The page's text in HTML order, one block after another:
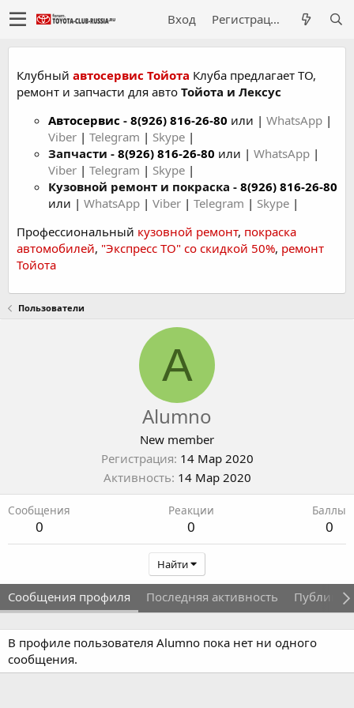
Вход Регистрация
Клубный автосервис Тойота Клуба предлагает ТО,
ремонт и запчасти для авто Тойота и Лексус
Автосервис - 8(926) 816-26-80 или | WhatsApp |
Viber | Telegram | Skype |
Запчасти - 8(926) 816-26-80 или | WhatsApp |
Viber | Telegram | Skype |
Кузовной ремонт и покраска - 8(926) 816-26-80
или | WhatsApp | Viber | Telegram | Skype |
Профессиональный кузовной ремонт, покраска
автомобилей, "Экспресс ТО" со скидкой 50%, ремонт
Тойота
Пользователи
A
Alumno
New member
Регистрация 14 Мар 2020
Активность 14 Мар 2020
Сообщения
0
Реакции
0
Баллы
0
Найти
Сообщения профиля Последняя активность
В профиле пользователя Alumno пока нет ни одного
сообщения.